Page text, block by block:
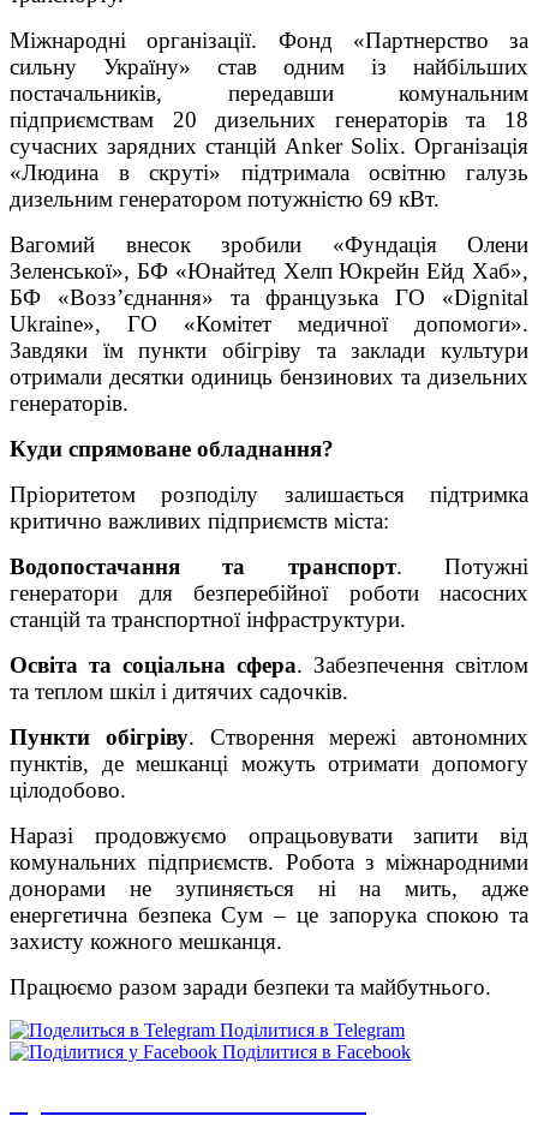
Міжнародні організації. Фонд «Партнерство за
сильну Україну» став одним із найбільших
постачальників, передавши комунальним
підприємствам 20 дизельних генераторів та 18
сучасних зарядних станцій Anker Solix. Організація
«Людина в скруті» підтримала освітню галузь
дизельним генератором потужністю 69 кВт.
Вагомий внесок зробили «Фундація Олени
Зеленської», БФ «Юнайтед Хелп Юкрейн Ейд Хаб»,
БФ «Возз’єднання» та французька ГО «Dignital
Ukraine», ГО «Комітет медичної допомоги».
Завдяки їм пункти обігріву та заклади культури
отримали десятки одиниць бензинових та дизельних
генераторів.
Куди спрямоване обладнання?
Пріоритетом розподілу залишається підтримка
критично важливих підприємств міста:
Водопостачання та транспорт. Потужні
генератори для безперебійної роботи насосних
станцій та транспортної інфраструктури.
Освіта та соціальна сфера. Забезпечення світлом
та теплом шкіл і дитячих садочків.
Пункти обігріву. Створення мережі автономних
пунктів, де мешканці можуть отримати допомогу
цілодобово.
Наразі продовжуємо опрацьовувати запити від
комунальних підприємств. Робота з міжнародними
донорами не зупиняється ні на мить, адже
енергетична безпека Сум – це запорука спокою та
захисту кожного мешканця.
Працюємо разом заради безпеки та майбутнього.
Поділитися в Telegram
Поділитися в Facebook